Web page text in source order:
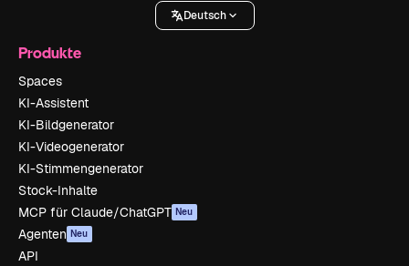
Deutsch
Produkte
Spaces
KI-Assistent
KI-Bildgenerator
KI-Videogenerator
KI-Stimmengenerator
Stock-Inhalte
MCP für Claude/ChatGPT Neu
Agenten Neu
API